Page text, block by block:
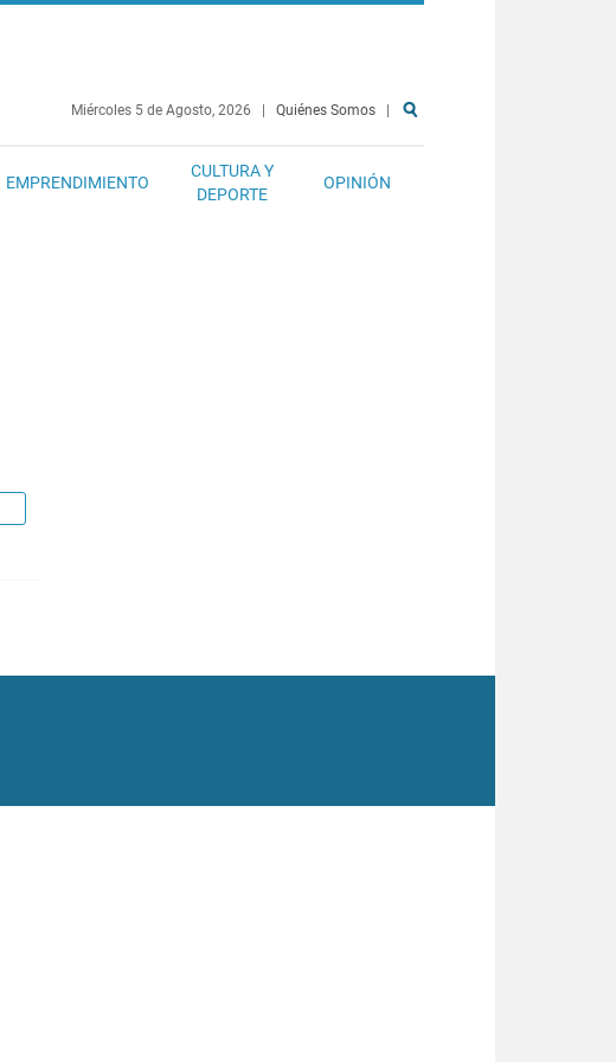
Miércoles 5 de Agosto, 2026 Quiénes Somos
EMPRENDIMIENTO
CULTURA Y
DEPORTE
OPINIÓN